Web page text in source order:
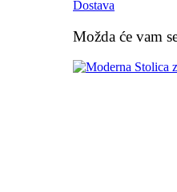
Dostava
Možda će vam